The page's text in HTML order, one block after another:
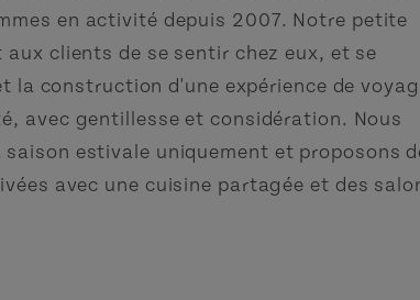
en activité depuis 2007. Notre petite
clients de se sentir chez eux, et se
la construction d'une expérience de
avec gentillesse et considération. Nous
estivale uniquement et proposons
avec une cuisine partagée et des